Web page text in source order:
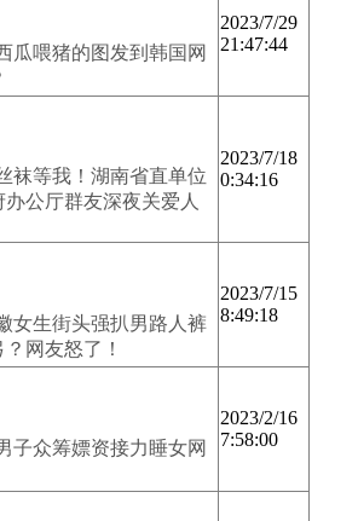
瓜喂猪的图发到韩国网
2023/7/29
21:47:44
袜等我！湖南省直单位
公厅群友深夜关爱人
2023/7/18
0:34:16
女生街头强扒男路人裤
网友怒了！
2023/7/15
8:49:18
子众筹嫖资接力睡女网
2023/2/16
7:58:00